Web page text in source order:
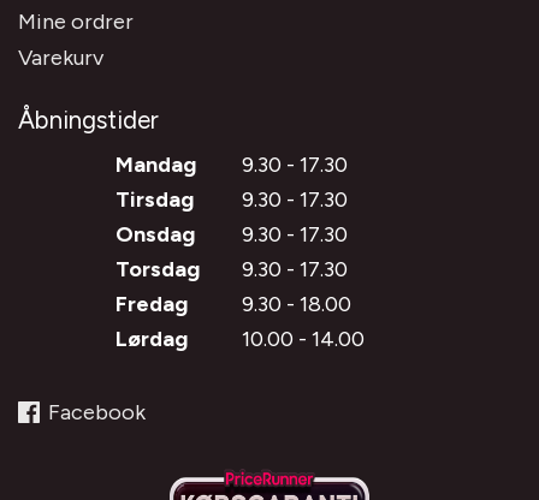
Mine ordrer
Varekurv
Åbningstider
Mandag
9.30 - 17.30
Tirsdag
9.30 - 17.30
Onsdag
9.30 - 17.30
Torsdag
9.30 - 17.30
Fredag
9.30 - 18.00
Lørdag
10.00 - 14.00
Facebook